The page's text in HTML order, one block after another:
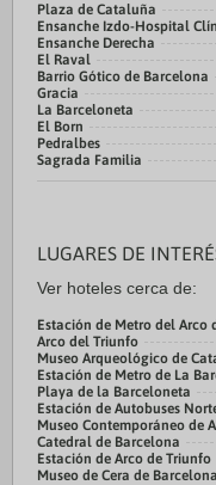
Plaza de Cataluña
Ensanche Izdo-Hospital
Ensanche Derecha
El Raval
Barrio Gótico de Barcelona
Gracia
La Barceloneta
El Born
Pedralbes
Sagrada Familia
LUGARES DE
Ver hoteles cerca de:
Estación de Metro del Arco
Arco del Triunfo
Museo Arqueológico de
Estación de Metro de La
Playa de la Barceloneta
Estación de Autobuses
Museo Contemporáneo de
Catedral de Barcelona
Estación de Arco de Triunfo
Museo de Cera de Barcelona